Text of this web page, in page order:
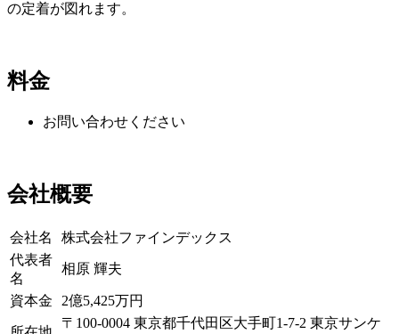
の定着が図れます。
料金
お問い合わせください
会社概要
会社名
株式会社ファインデックス
代表者
名
相原 輝夫
資本金 2億5,425万円
〒100-0004 東京都千代田区大手町1-7-2 東京サンケ